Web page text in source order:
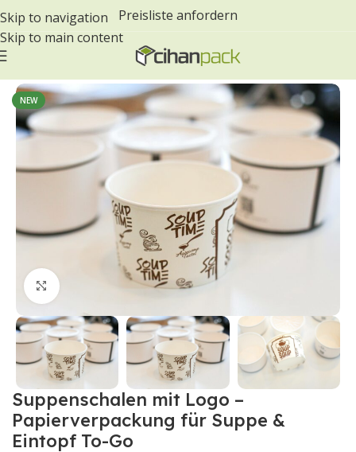
Skip to navigation
Skip to main content
Preisliste anfordern
NEW
Click to enlarge
Suppenschalen mit Logo –
Papierverpackung für Suppe &
Eintopf To-Go